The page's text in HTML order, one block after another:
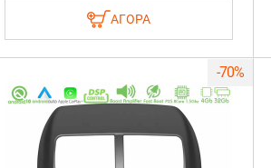
ΑΓΟΡΑ
-70%